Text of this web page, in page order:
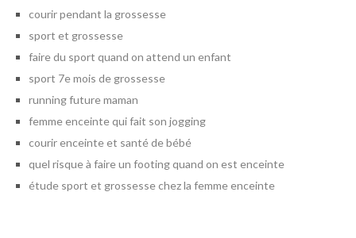
courir pendant la grossesse
sport et grossesse
faire du sport quand on attend un enfant
sport 7e mois de grossesse
running future maman
femme enceinte qui fait son jogging
courir enceinte et santé de bébé
quel risque à faire un footing quand on est enceinte
étude sport et grossesse chez la femme enceinte